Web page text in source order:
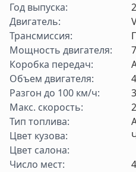
Год выпуска:
Двигатель:
Трансмиссия:
Мощность двигателя:
Коробка передач:
Объем двигателя: 4
Разгон до 100 км/ч:
Макс. скорость:
Тип топлива:
Цвет кузова:
Цвет салона:
Число мест: 4